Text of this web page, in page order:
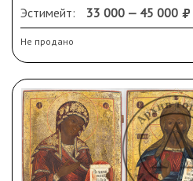
36,5х8,2х36 см.
Подпись справа в углу:
Памятная надпись:
Е.Ф. Понятовской».
Сохранность:
на киоте потертости,
бытования.
Эстимейт: 33 000 — 45 000
Не продано